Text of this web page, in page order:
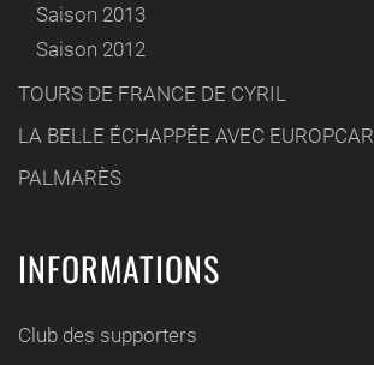
Saison 2013
Saison 2012
TOURS DE FRANCE DE CYRIL
LA BELLE ÉCHAPPÉE AVEC EUROPCAR
PALMARÈS
INFORMATIONS
Club des supporters